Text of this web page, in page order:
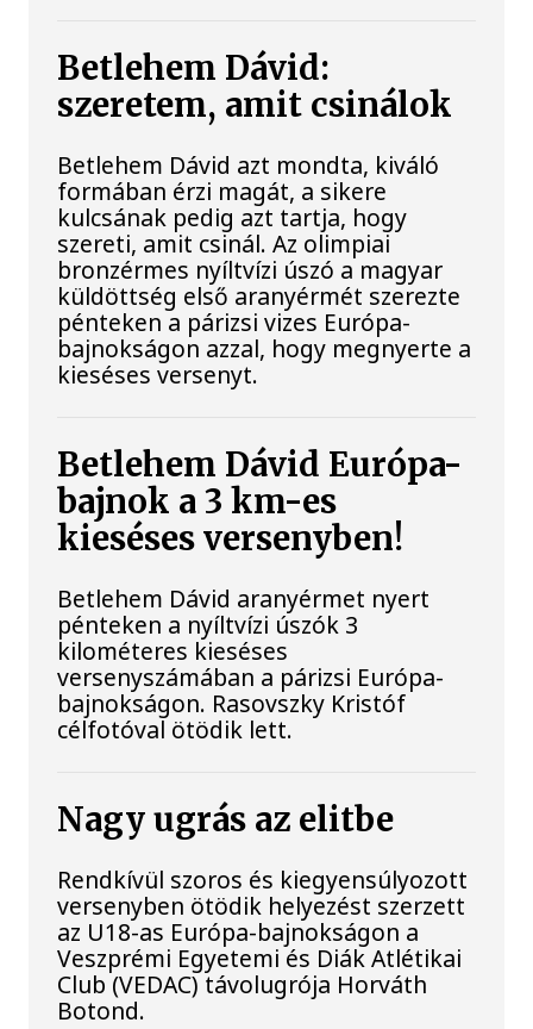
Betlehem Dávid:
szeretem, amit csinálok
Betlehem Dávid azt mondta, kiváló
formában érzi magát, a sikere
kulcsának pedig azt tartja, hogy
szereti, amit csinál. Az olimpiai
bronzérmes nyíltvízi úszó a magyar
küldöttség első aranyérmét szerezte
pénteken a párizsi vizes Európa-
bajnokságon azzal, hogy megnyerte a
kieséses versenyt.
Betlehem Dávid Európa-
bajnok a 3 km-es
kieséses versenyben!
Betlehem Dávid aranyérmet nyert
pénteken a nyíltvízi úszók 3
kilométeres kieséses
versenyszámában a párizsi Európa-
bajnokságon. Rasovszky Kristóf
célfotóval ötödik lett.
Nagy ugrás az elitbe
Rendkívül szoros és kiegyensúlyozott
versenyben ötödik helyezést szerzett
az U18-as Európa-bajnokságon a
Veszprémi Egyetemi és Diák Atlétikai
Club (VEDAC) távolugrója Horváth
Botond.